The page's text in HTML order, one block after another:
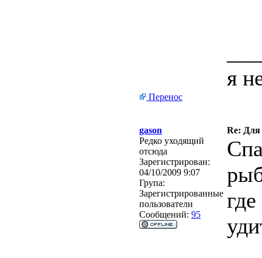
я
Перенос
gason
Re: Для
Редко уходящий
отсюда
Зарегистрирован:
04/10/2009 9:07
Група:
Зарегистрированные
пользователи
Сообщений: 95